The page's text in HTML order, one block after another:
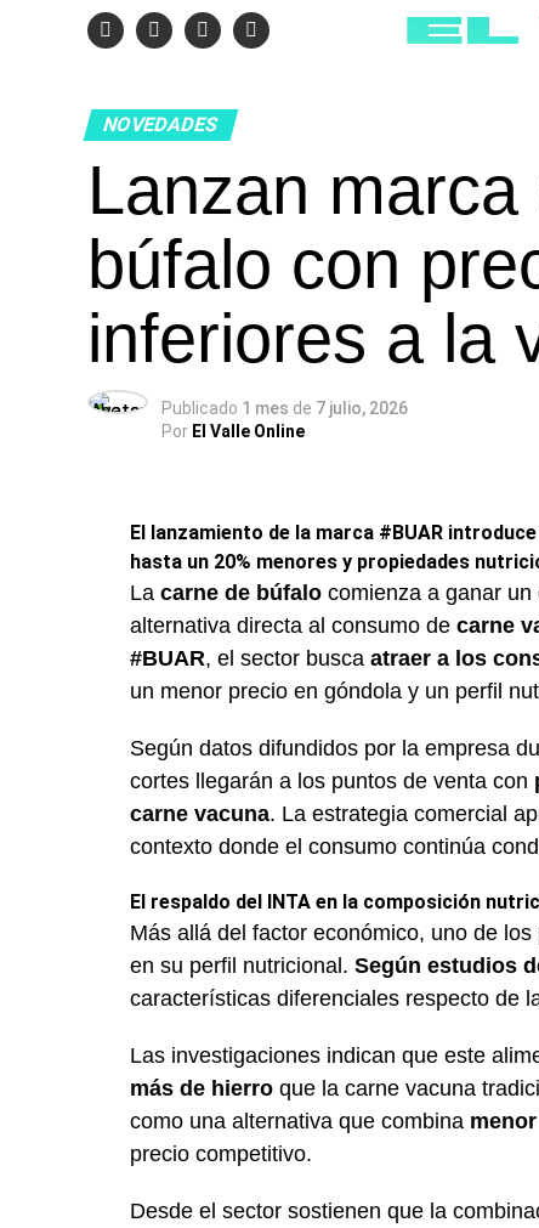
NOVEDADES
Lanzan
búfalo con
inferiores a la
Publicado 1 mes de 7 julio, 2026
Por El Valle Online
El lanzamiento de la marca #BUAR introduce
hasta un 20% menores y propiedades
La carne de búfalo comienza a ganar
alternativa directa al consumo de carne
#BUAR, el sector busca atraer a los
un menor precio en góndola y un perfil
Según datos difundidos por la empresa
cortes llegarán a los puntos de venta con
carne vacuna. La estrategia comercial
contexto donde el consumo continúa
El respaldo del INTA en la composición
Más allá del factor económico, uno de
en su perfil nutricional. Según estudios
características diferenciales respecto de
Las investigaciones indican que este
más de hierro que la carne vacuna
como una alternativa que combina
precio competitivo.
Desde el sector sostienen que la